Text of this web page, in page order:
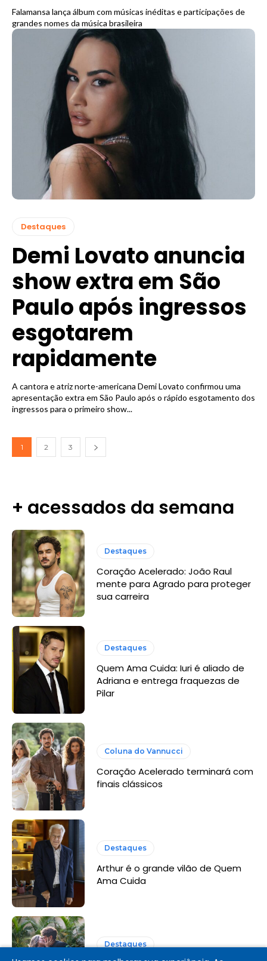
Falamansa lança álbum com músicas inéditas e participações de
grandes nomes da música brasileira
Destaques
Demi Lovato anuncia
show extra em São
Paulo após ingressos
esgotarem
rapidamente
A cantora e atriz norte-americana Demi Lovato confirmou uma
apresentação extra em São Paulo após o rápido esgotamento dos
ingressos para o primeiro show...
1 2 3
+ acessados da semana
Destaques
Coração Acelerado: João Raul
mente para Agrado para proteger
sua carreira
Destaques
Quem Ama Cuida: Iuri é aliado de
Adriana e entrega fraquezas de
Pilar
Coluna do Vannucci
Coração Acelerado terminará com
finais clássicos
Destaques
Arthur é o grande vilão de Quem
Ama Cuida
Destaques